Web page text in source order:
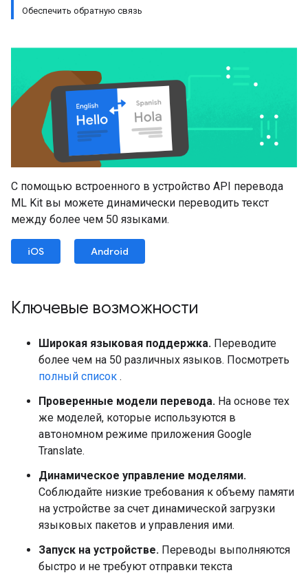
Обеспечить обратную связь
С помощью встроенного в устройство API перевода
ML Kit вы можете динамически переводить текст
между более чем 50 языками.
iOS Android
Ключевые возможности
Широкая языковая поддержка. Переводите
более чем на 50 различных языков. Посмотреть
полный список .
Проверенные модели перевода. На основе тех
же моделей, которые используются в
автономном режиме приложения Google
Translate.
Динамическое управление моделями.
Соблюдайте низкие требования к объему памяти
на устройстве за счет динамической загрузки
языковых пакетов и управления ими.
Запуск на устройстве. Переводы выполняются
быстро и не требуют отправки текста